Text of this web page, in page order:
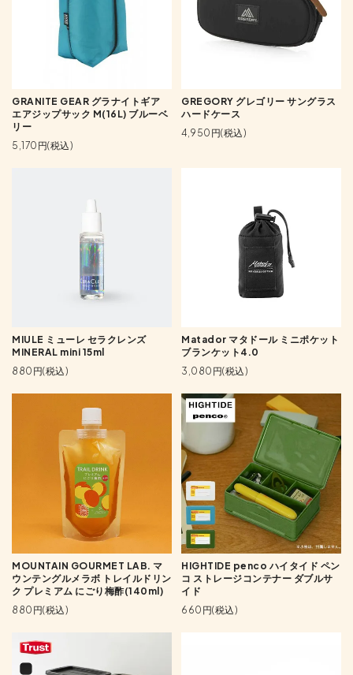
GRANITE GEAR グラナイトギア
エアジップサック M(16L) ブルーベ
リー
5,170円(税込)
GREGORY グレゴリー サングラス
ハードケース
4,950円(税込)
MIULE ミューレ セラクレンズ
MINERAL mini 15ml
880円(税込)
Matador マタドール ミニポケット
ブランケット4.0
3,080円(税込)
MOUNTAIN GOURMET LAB. マ
ウンテングルメラボ トレイルドリン
ク プレミアム にごり梅酢(140ml)
880円(税込)
HIGHTIDE penco ハイタイド ペン
コ ストレージコンテナー ダブルサ
イド
660円(税込)